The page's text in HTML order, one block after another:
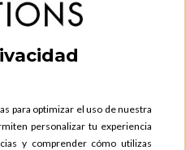
935 724 041
SHOWROOM
935 724 041
para optimizar el uso de nuestra
personalizar tu experiencia
y comprender cómo utilizas